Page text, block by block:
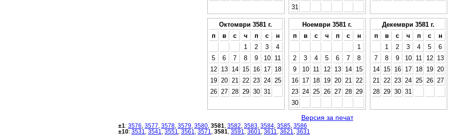
31
Октомври 3581 г.
п
в с ч п с
н
1
2 3
4
5
6 7 8 9 10
11
12
13 14 15 16 17
18
19
20 21 22 23 24
25
26
27 28 29 30 31
Ноември 3581 г.
п
в с ч п с
н
1
2
3 4 5 6 7
8
9
10 11 12 13 14
15
16
17 18 19 20 21
22
23
24 25 26 27 28
29
30
Декември 3581 г.
п
в с ч п с
н
1
2 3 4 5
6
7
8 9 10 11 12
13
14
15 16 17 18 19
20
21
22 23 24 25 26
27
28
29 30 31
Версия за печат
±1: 3576 3577 3578 3579 3580 3581 3582 3583 3584 3585 3586
±10: 3531 3541 3551 3561 3571 3581 3591 3601 3611 3621 3631